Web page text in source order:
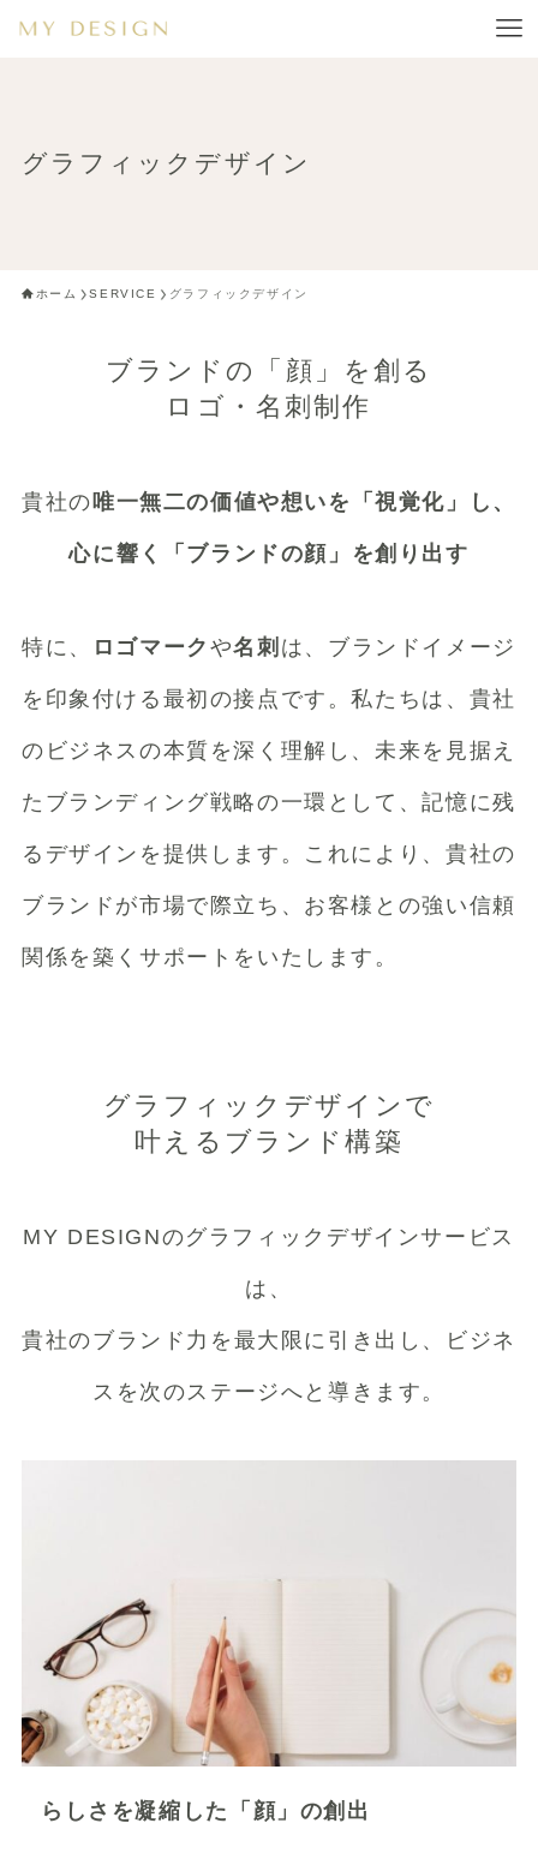
グラフィックデザイン
ホーム SERVICE グラフィックデザイン
ブランドの「顔」を創る
ロゴ・名刺制作
貴社の 唯一無二の価値や想いを「視覚化」し、
心に響く「ブランドの顔」を創り出す
特に、 ロゴマーク や名刺 は、ブランドイメージ
を印象付ける最初の接点です。私たちは、貴社
のビジネスの本質を深く理解し、未来を見据え
たブランディング戦略の一環として、記憶に残
るデザインを提供します。これにより、貴社の
ブランドが市場で際立ち、お客様との強い信頼
関係を築くサポートをいたします。
グラフィックデザインで
叶えるブランド構築
MY DESIGNのグラフィックデザインサービス
は、
貴社のブランド力を最大限に引き出し、ビジネ
スを次のステージへと導きます。
らしさを凝縮した「顔」の創出